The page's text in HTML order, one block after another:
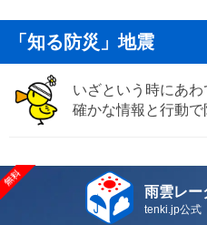
「知る防災」地震
いざという時にあわ
確かな情報と行動
雨雲レー
tenki.jp公式